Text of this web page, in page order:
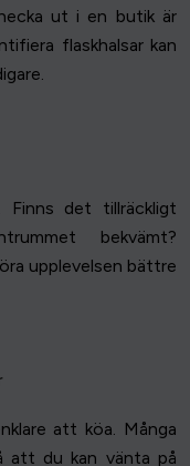
ut i en butik är
flaskhalsar kan
Finns det tillräckligt
bekvämt?
upplevelsen bättre
att köa. Många
att du kan vänta på